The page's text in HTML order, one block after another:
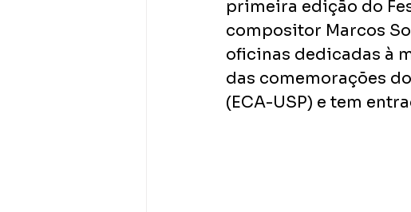
primeira edição do
compositor Marcos
oficinas dedicadas à
das comemorações
(ECA-USP) e tem